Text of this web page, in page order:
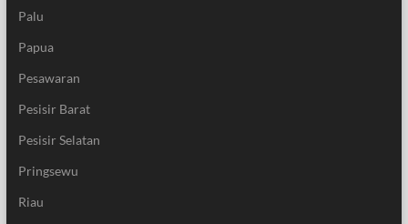
Palu
Papua
Pesawaran
Pesisir Barat
Pesisir Selatan
Pringsewu
Riau